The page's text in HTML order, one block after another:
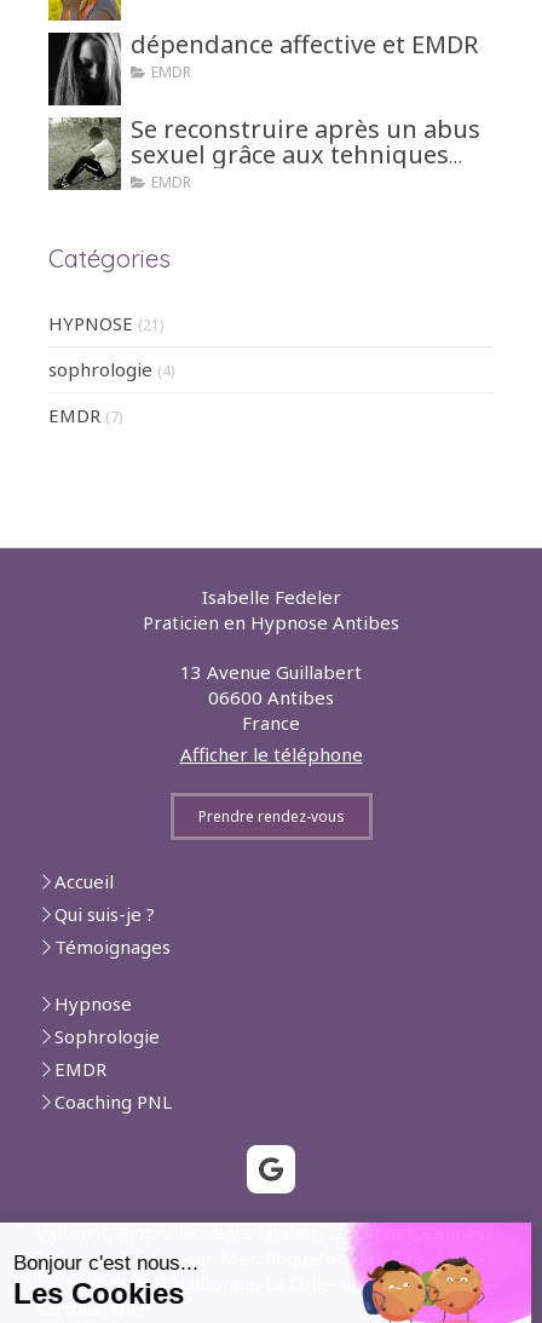
dépendance affective et EMDR
EMDR
Se reconstruire après un abus
sexuel grâce aux tehniques
d'hypnose ou EMDR
EMDR
Catégories
HYPNOSE (21)
sophrologie (4)
EMDR (7)
Isabelle Fedeler
Praticien en Hypnose Antibes
13 Avenue Guillabert
06600 Antibes
France
Afficher le téléphone
Prendre rendez-vous
Accueil
Qui suis-je ?
Témoignages
Hypnose
Sophrologie
EMDR
Coaching PNL
Vallauris, Biot, Villeneuve-Loubet, Le Cannet, Cannes,
Mougins, Cagnes-sur-Mer, Roquefort-les-Pins, Saint-
Laurent-du-Var, Valbonne, La Colle-sur-Loup, Mouans-
Sartoux, Nice